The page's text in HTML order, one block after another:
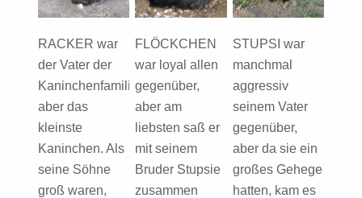
RACKER war
der Vater der
Kaninchenfamilie,
aber das
kleinste
Kaninchen. Als
seine Söhne
groß waren,
STUPSI war
manchmal
aggressiv
seinem Vater
gegenüber,
aber da sie ein
großes Gehege
hatten, kam es
FLÖCKCHEN
war loyal allen
gegenüber,
aber am
liebsten saß er
mit seinem
Bruder Stupsie
zusammen